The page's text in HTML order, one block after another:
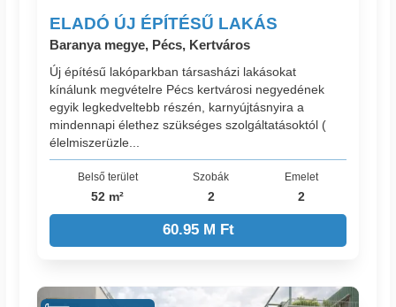
ELADÓ ÚJ ÉPÍTÉSŰ LAKÁS
Baranya megye, Pécs, Kertváros
Új építésű lakóparkban társasházi lakásokat
kínálunk megvételre Pécs kertvárosi negyedének
egyik legkedveltebb részén, karnyújtásnyira a
mindennapi élethez szükséges szolgáltatásoktól (
élelmiszerüzle...
Belső terület
52 m²
Szobák
2
Emelet
2
60.95 M Ft